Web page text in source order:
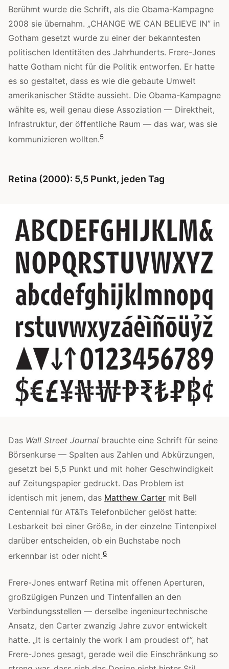
Berühmt wurde die Schrift, als die Obama-Kampagne
2008 sie übernahm. „CHANGE WE CAN BELIEVE IN” in
Gotham gesetzt wurde zu einer der bekanntesten
politischen Identitäten des Jahrhunderts. Frere-Jones
hatte Gotham nicht für die Politik entworfen. Er hatte
es so gestaltet, dass es wie die gebaute Umwelt
amerikanischer Städte aussieht. Die Obama-Kampagne
wählte es, weil genau diese Assoziation — Direktheit,
Infrastruktur, der öffentliche Raum — das war, was sie
kommunizieren wollten.5
Retina (2000): 5,5 Punkt, jeden Tag
Das Wall Street Journal brauchte eine Schrift für seine
Börsenkurse — Spalten aus Zahlen und Abkürzungen,
gesetzt bei 5,5 Punkt und mit hoher Geschwindigkeit
auf Zeitungspapier gedruckt. Das Problem ist
identisch mit jenem, das Matthew Carter mit Bell
Centennial für AT&Ts Telefonbücher gelöst hatte:
Lesbarkeit bei einer Größe, in der einzelne Tintenpixel
darüber entscheiden, ob ein Buchstabe noch
erkennbar ist oder nicht.6
Frere-Jones entwarf Retina mit offenen Aperturen,
großzügigen Punzen und Tintenfallen an den
Verbindungsstellen — derselbe ingenieurtechnische
Ansatz, den Carter zwanzig Jahre zuvor entwickelt
hatte. „It is certainly the work I am proudest of”, hat
Frere-Jones gesagt, gerade weil die Einschränkung so